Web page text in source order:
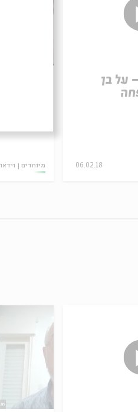
מיוחדים וידאו
על בן
06.02.18